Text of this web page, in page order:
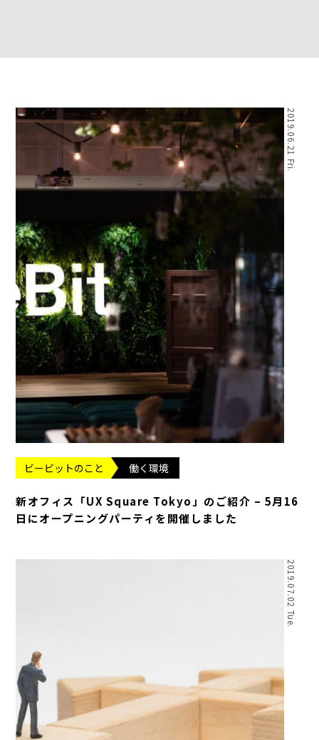
2019.06.21 Fri.
ビービットのこと 働く環境
新オフィス「UX Square Tokyo」のご紹介 – 5月16
日にオープニングパーティを開催しました
2019.07.02 Tue.